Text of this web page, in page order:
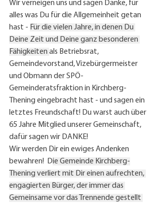
Wir verneigen uns und sagen Danke, für
alles was Du für die Allgemeinheit getan
hast - Für die vielen Jahre, in denen Du
Deine Zeit und Deine ganz besonderen
Fähigkeiten als Betriebsrat,
Gemeindevorstand, Vizebürgermeister
und Obmann der SPÖ-
Gemeinderatsfraktion in Kirchberg-
Thening eingebracht hast - und sagen ein
letztes Freundschaft! Du warst auch über
65 Jahre Mitglied unserer Gemeinschaft,
dafür sagen wir DANKE!
Wir werden Dir ein ewiges Andenken
bewahren!  Die Gemeinde Kirchberg-
Thening verliert mit Dir einen aufrechten,
engagierten Bürger, der immer das
Gemeinsame vor das Trennende gestellt